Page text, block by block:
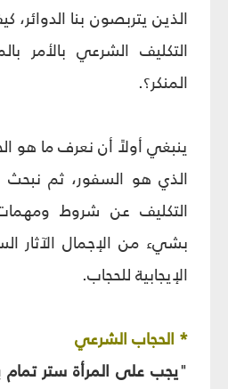
الذين يتربصون بنا
التكليف الشرعي بالأمر
المنكر؟.
ينبغي أولاً أن نعرف ما هو
الذي هو السفور، ثم نبحث
التكليف عن شروط
بشي‏ء من الإجمال الآثار
الإيجابية للحجاب.
* الحجاب الشرعي
"يجب على المرأة ستر تمام